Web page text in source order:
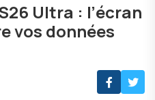
Ultra : l’écran
vos données